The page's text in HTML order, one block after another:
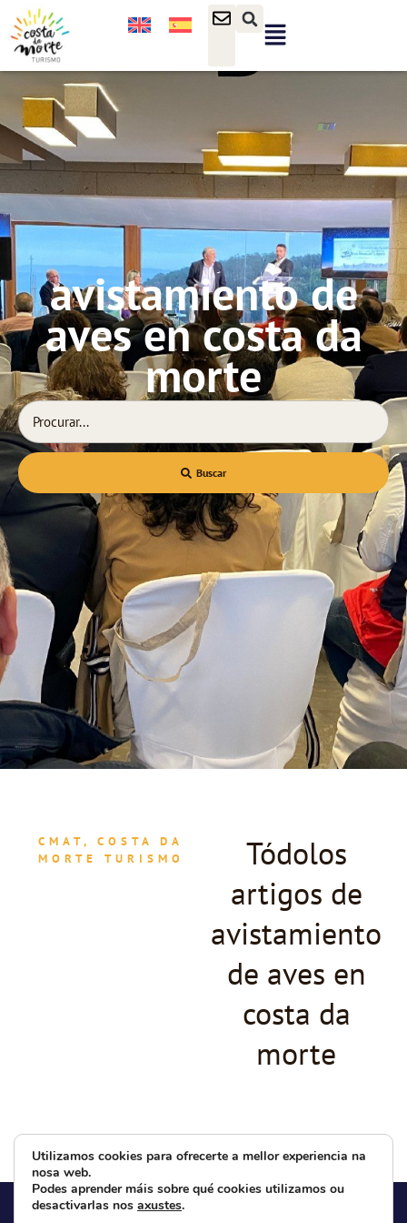
avistamiento de
aves en costa da
morte
Buscar
CMAT, COSTA DA
MORTE TURISMO
Tódolos
artigos de
avistamiento
de aves en
costa da
morte
SOBRE
Utilizamos cookies para ofrecerte a mellor experiencia na
nosa web.
Podes aprender máis sobre qué cookies utilizamos ou
desactivarlas nos axustes.